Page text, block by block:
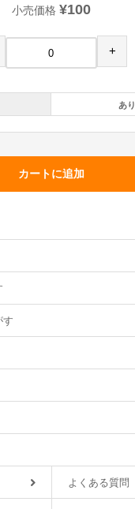
小売価格 ¥100
+
あり
カートに追加
す
よくある質問